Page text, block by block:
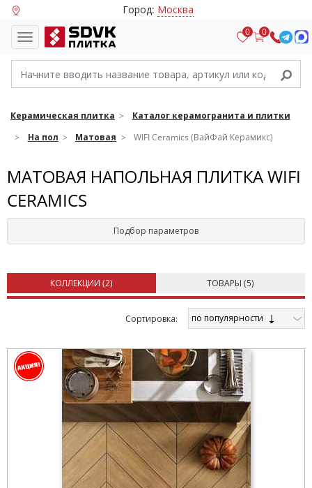
Город: Москва
0 0
Керамическая плитка
Каталог керамогранита и плитки
На пол
Матовая WIFI Ceramics (ВайФай Керамикс)
МАТОВАЯ НАПОЛЬНАЯ ПЛИТКА WIFI
CERAMICS
Подбор параметров
КОЛЛЕКЦИИ (2) ТОВАРЫ (5)
Cортировка: по популярности